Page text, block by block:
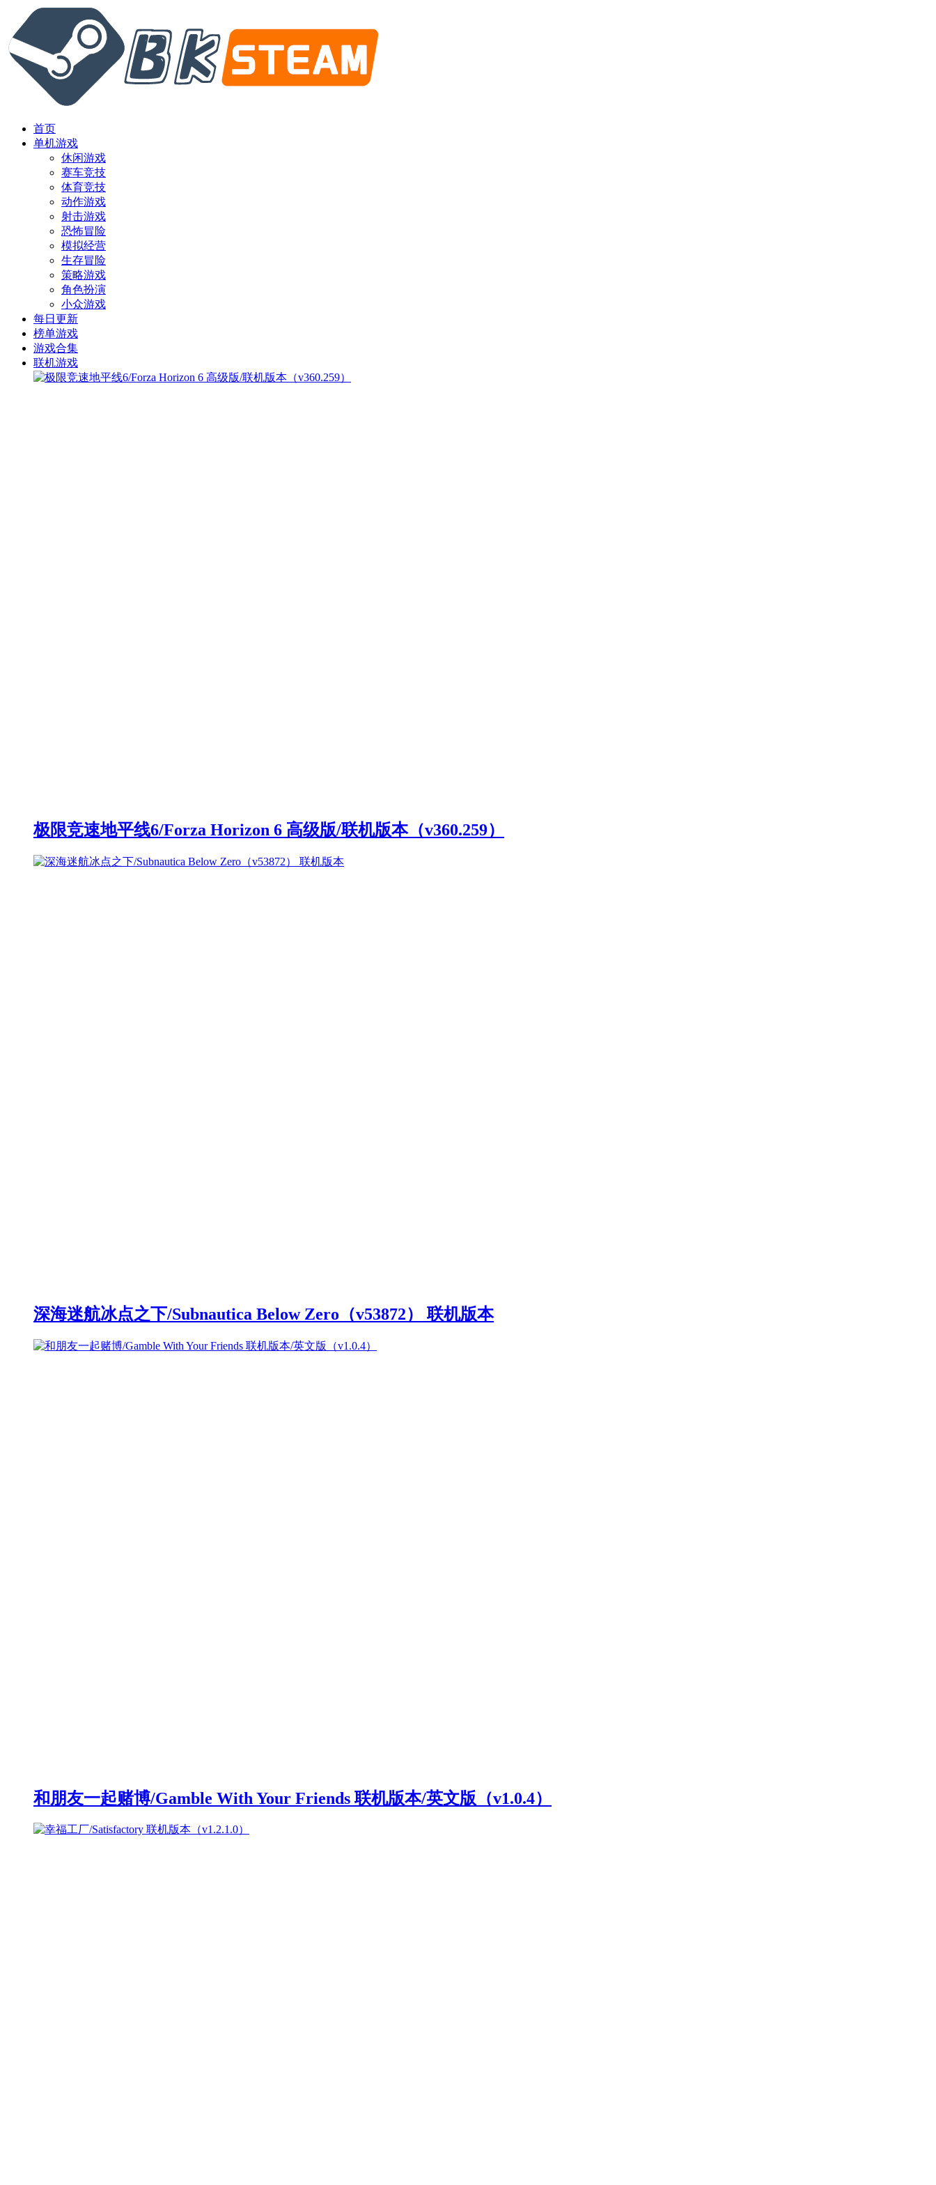
首页
单机游戏
休闲游戏
赛车竞技
体育竞技
动作游戏
射击游戏
恐怖冒险
模拟经营
生存冒险
策略游戏
角色扮演
小众游戏
每日更新
榜单游戏
游戏合集
联机游戏
极限竞速地平线6/Forza Horizon 6 高级版/联机版本（v360.259）
深海迷航冰点之下/Subnautica Below Zero（v53872） 联机版本
和朋友一起赌博/Gamble With Your Friends 联机版本/英文版（v1.0.4）